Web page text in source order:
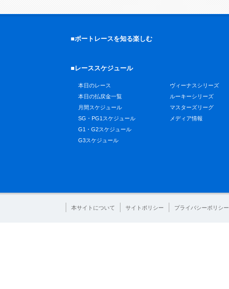
■ボートレースを知る楽しむ
■レーススケジュール
本日のレース
本日の払戻金一覧
月間スケジュール
SG・PG1スケジュール
G1・G2スケジュール
G3スケジュール
ヴィーナスシリーズ
ルーキーシリーズ
マスターズリーグ
メディア情報
本サイトについて サイトポリシー プライバシーポリシー